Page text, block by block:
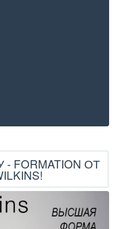
FORMATION ОТ